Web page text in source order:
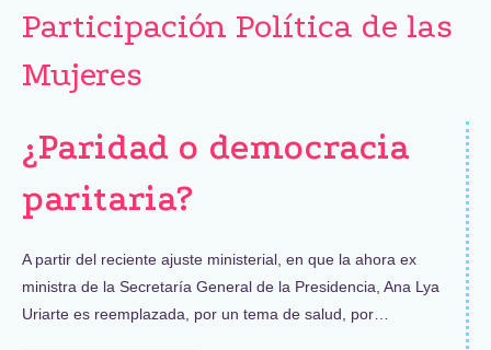
Participación Política de las
Mujeres
¿Paridad o democracia
paritaria?
A partir del reciente ajuste ministerial, en que la ahora ex
ministra de la Secretaría General de la Presidencia, Ana Lya
Uriarte es reemplazada, por un tema de salud, por…